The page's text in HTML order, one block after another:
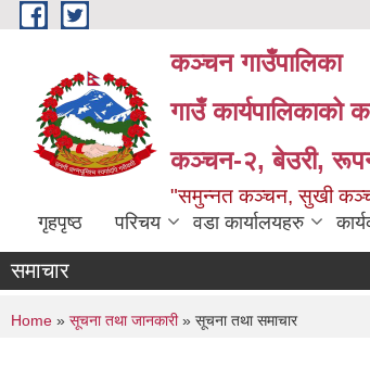
Skip to main content
कञ्चन गाउँपालिका
गाउँ कार्यपालिकाको
कञ्‍चन-२, बेउरी,
"समुन्‍नत कञ्‍चन, सुखी
गृहपृष्ठ परिचय वडा कार्यालयहरु
समाचार
You are here
Home » सूचना तथा जानकारी» सूचना तथा समाचार